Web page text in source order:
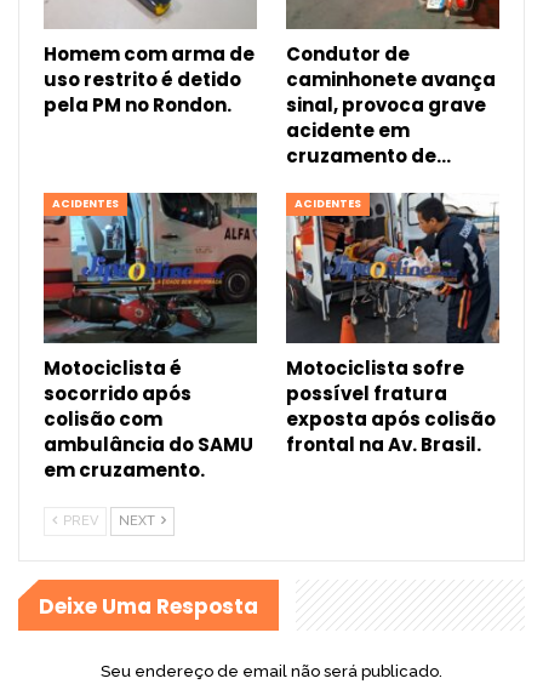
Homem com arma de
uso restrito é detido
pela PM no Rondon.
Condutor de
caminhonete avança
sinal, provoca grave
acidente em
cruzamento de…
ACIDENTES
Motociclista é
socorrido após
colisão com
ambulância do SAMU
em cruzamento.
ACIDENTES
Motociclista sofre
possível fratura
exposta após colisão
frontal na Av. Brasil.
PREV NEXT
Deixe Uma Resposta
Seu endereço de email não será publicado.